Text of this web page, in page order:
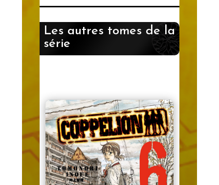
Les autres tomes de la
série